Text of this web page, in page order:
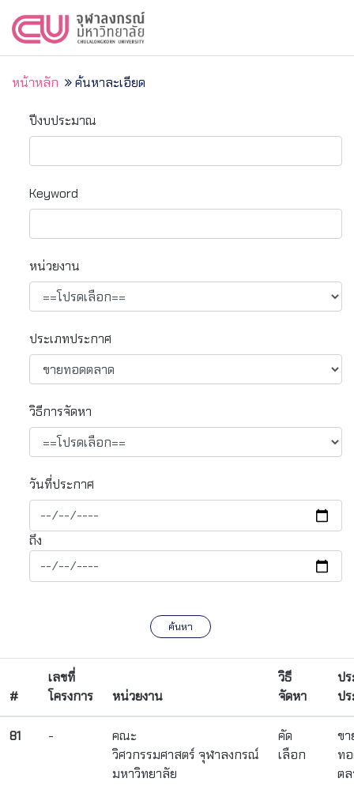
หน้าหลัก ค้นหาละเอียด
ปีงบประมาณ
Keyword
หน่วยงาน
ประเภทประกาศ
วิธีการจัดหา
วันที่ประกาศ
ถึง
ค้นหา
#
เลขที่
โครงการ
หน่วยงาน
วิธี
จัดหา
ปร
ป
81 -
คณะ
วิศวกรรมศาสตร์ จุฬาลงกรณ์
มหาวิทยาลัย
คัด
เลือก
ขา
ท
ต